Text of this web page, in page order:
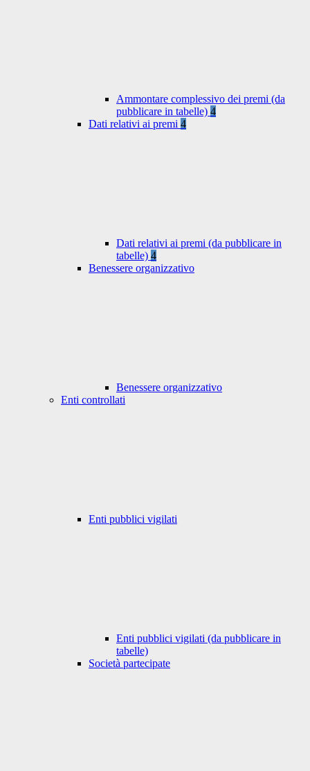
Ammontare complessivo dei premi (da
pubblicare in tabelle) 4
Dati relativi ai premi 4
Dati relativi ai premi (da pubblicare in
tabelle) 4
Benessere organizzativo
Benessere organizzativo
Enti controllati
Enti pubblici vigilati
Enti pubblici vigilati (da pubblicare in
tabelle)
Società partecipate